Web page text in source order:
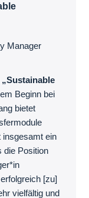
Manager
Beginn bei
bietet
insgesamt ein
die Position
[zu]
vielfältig und